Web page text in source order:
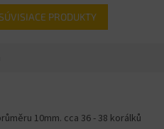
PRODUKTY
10mm. cca 36 - 38 korálků